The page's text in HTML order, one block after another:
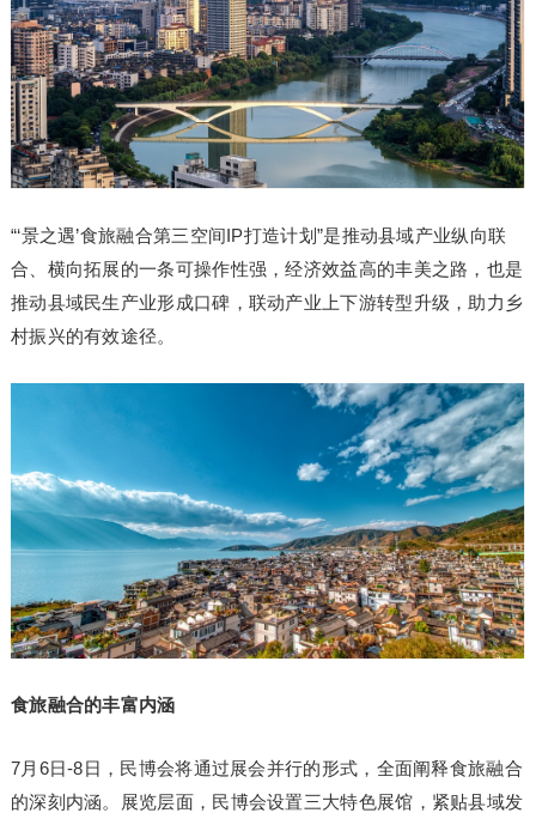
“‘景之遇’食旅融合第三空间IP打造计划”是推动县域产业纵向联
合、横向拓展的一条可操作性强，经济效益高的丰美之路，也是
推动县域民生产业形成口碑，联动产业上下游转型升级，助力乡
村振兴的有效途径。
食旅融合的丰富内涵
7月6日-8日，民博会将通过展会并行的形式，全面阐释食旅融合
的深刻内涵。展览层面，民博会设置三大特色展馆，紧贴县域发